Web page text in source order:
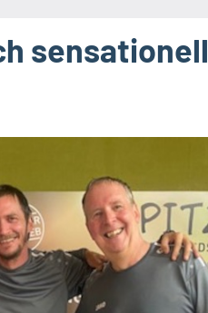
sensationell